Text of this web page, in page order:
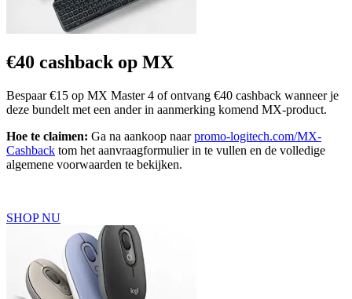
€40 cashback op MX
Bespaar €15 op MX Master 4 of ontvang €40 cashback wanneer je
deze bundelt met een ander in aanmerking komend MX-product.
Hoe te claimen: Ga na aankoop naarpromo-logitech.com/MX-
Cashback tom het aanvraagformulier in te vullen en de volledige
algemene voorwaarden te bekijken.
SHOP NU